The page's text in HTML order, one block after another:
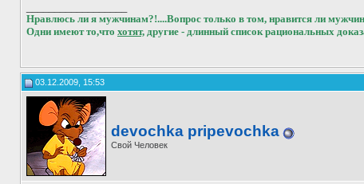
Нравлюсь ли я мужчинам?!....Вопрос только в том, нравится ли
Одни имеют то,что хотят, другие - длинный список рациональных
03.12.2009, 15:53
devochka pripevochka
Свой Человек